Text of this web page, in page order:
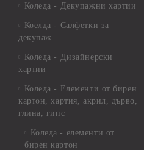
Коледа - Декупажни хартии
Коелда - Салфетки за
декупаж
Коледа - Дизайнерски
хартии
Коледа - Eлементи от бирен
картон, хартия, акрил, дърво,
глина, гипс
Коледа - елементи от
бирен картон